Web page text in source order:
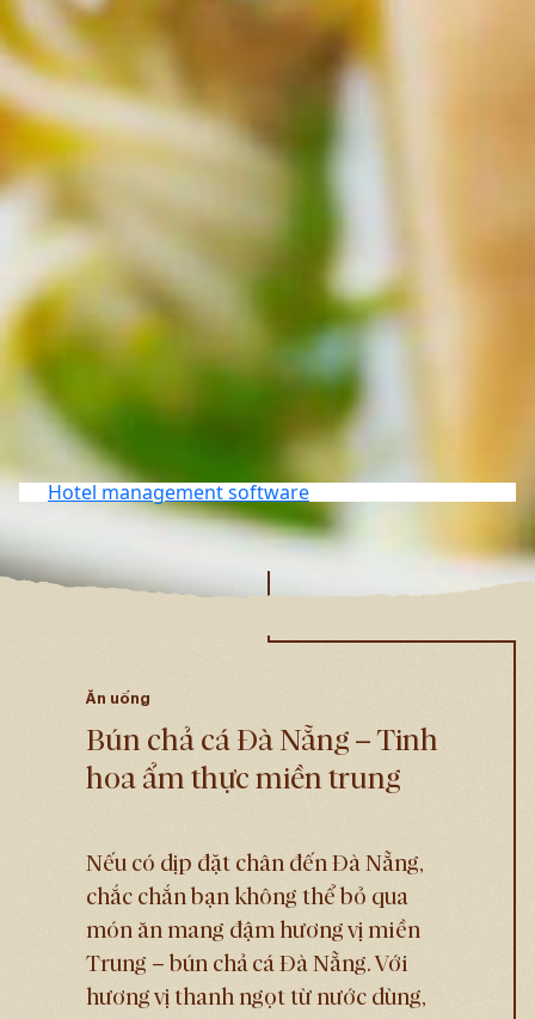
Hotel management software
Ăn uống
Bún chả cá Đà Nẵng – Tinh
hoa ẩm thực miền trung
Nếu có dịp đặt chân đến Đà Nẵng,
chắc chắn bạn không thể bỏ qua
món ăn mang đậm hương vị miền
Trung – bún chả cá Đà Nẵng. Với
hương vị thanh ngọt từ nước dùng,